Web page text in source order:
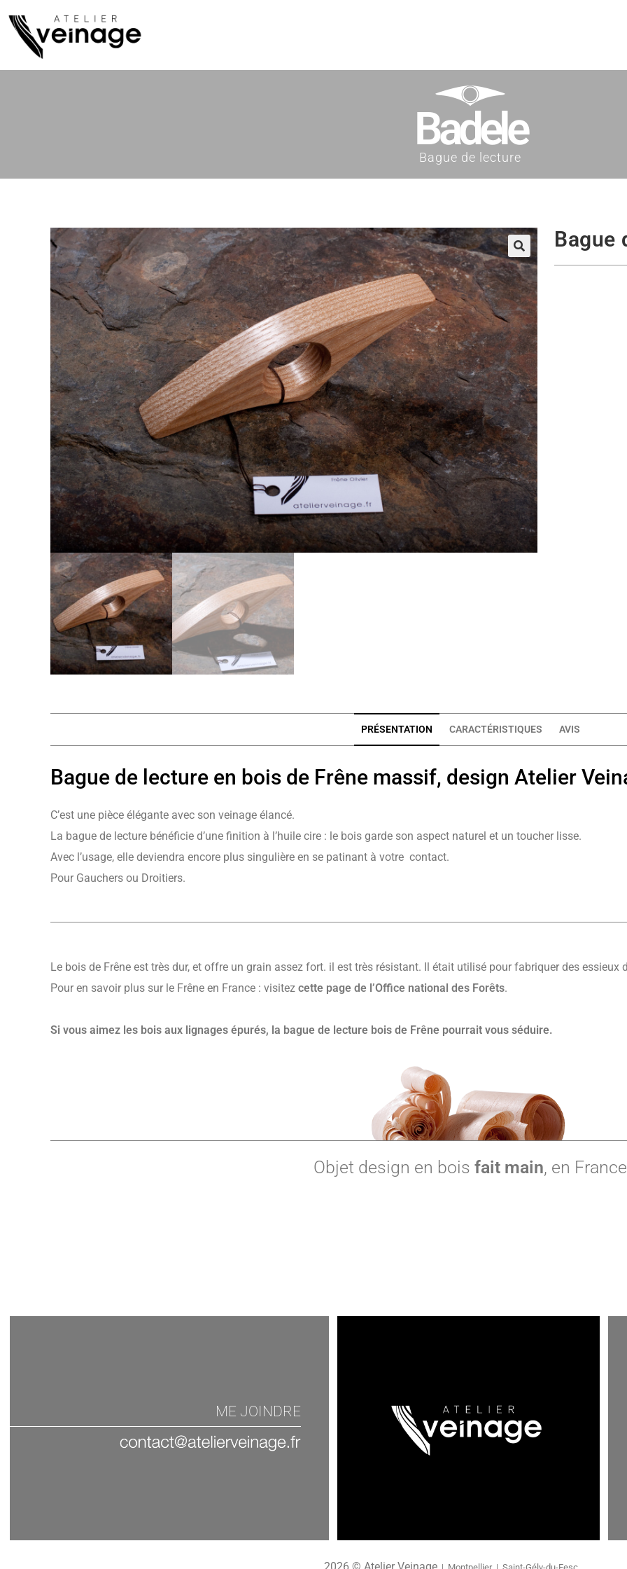
Badele
Bague de lecture
Bague
PRÉSENTATION CARACTÉRISTIQUES AVIS
Bague de lecture en bois de Frêne massif, design Atelier
C’est une pièce élégante avec son veinage élancé.
La bague de lecture bénéficie d’une finition à l’huile cire : le bois garde son aspect naturel et un toucher lisse.
Avec l’usage, elle deviendra encore plus singulière en se patinant à votre contact.
Pour Gauchers ou Droitiers.
Le bois de Frêne est très dur, et offre un grain assez fort. il est très résistant. Il était utilisé pour fabriquer des essieux
Pour en savoir plus sur le Frêne en France : visitez cette page de l’Office national des Forêts.
Si vous aimez les bois aux lignages épurés, la bague de lecture bois de Frêne pourrait vous séduire.
Objet design en bois fait main, en France
ME JOINDRE